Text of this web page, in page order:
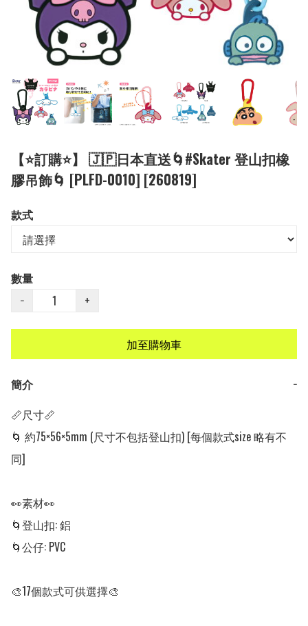
【⭐訂購⭐】 🇯🇵日本直送🌀#Skater 登山扣橡
膠吊飾🌀 [PLFD-0010] [260819]
款式
數量
−
+
加至購物車
簡介
−
📏尺寸📏
🌀 約75×56×5mm (尺寸不包括登山扣) [每個款式size 略有不
同]
👀素材👀
🌀登山扣: 鋁
🌀公仔: PVC
🎨17個款式可供選擇🎨